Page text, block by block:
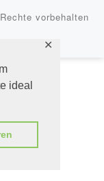
ideal
✕
vorbehalten